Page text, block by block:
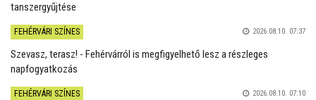
tanszergyűjtése
FEHÉRVÁRI SZÍNES 2026.08.10. 07:37
Szevasz, terasz! - Fehérvárról is megfigyelhető lesz a részleges
napfogyatkozás
FEHÉRVÁRI SZÍNES 2026.08.10. 07:10